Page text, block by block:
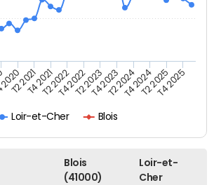
Loir-et-Cher Blois
T2 2021T4 2021T2 2022T4 2022T2 2023T4 2023T2 2024T4 2024T2 2025T4 2025
Blois
(41000)
Loir-et-
Cher